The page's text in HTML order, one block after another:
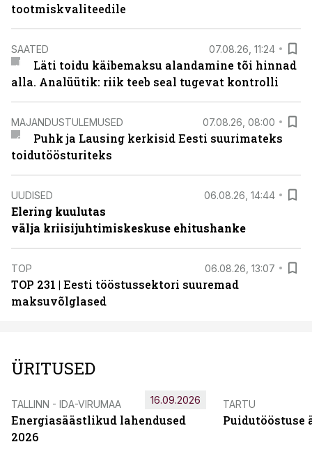
tootmiskvaliteedile
SAATED 07.08.26, 11:24
Läti toidu käibemaksu alandamine tõi hinnad
alla. Analüütik: riik teeb seal tugevat kontrolli
MAJANDUSTULEMUSED 07.08.26, 08:00
Puhk ja Lausing kerkisid Eesti suurimateks
toidutöösturiteks
UUDISED 06.08.26, 14:44
Elering kuulutas
välja kriisijuhtimiskeskuse ehitushanke
TOP 06.08.26, 13:07
TOP 231 | Eesti tööstussektori suuremad
maksuvõlglased
ÜRITUSED
TALLINN - IDA-VIRUMAA
Energiasäästlikud lahendused
2026
16.09.2026 TARTU
Puidutööstuse